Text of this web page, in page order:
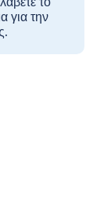
την